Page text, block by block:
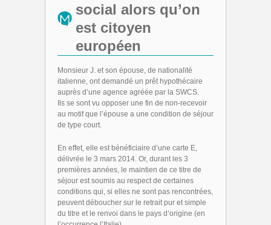
social alors qu’on
est citoyen
européen
Monsieur J. et son épouse, de nationalité
italienne, ont demandé un prêt hypothécaire
auprès d’une agence agréée par la SWCS.
Ils se sont vu opposer une fin de non-recevoir
au motif que l’épouse a une condition de séjour
de type court.
En effet, elle est bénéficiaire d’une carte E,
délivrée le 3 mars 2014. Or, durant les 3
premières années, le maintien de ce titre de
séjour est soumis au respect de certaines
conditions qui, si elles ne sont pas rencontrées,
peuvent déboucher sur le retrait pur et simple
du titre et le renvoi dans le pays d’origine (en